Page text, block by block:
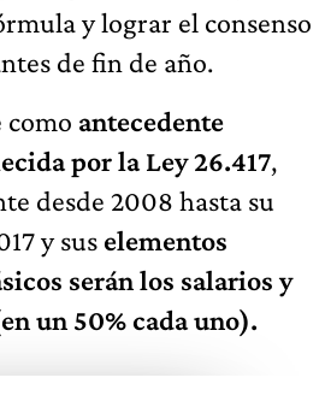
y lograr el consenso
de fin de año.
como antecedente
por la Ley 26.417,
desde 2008 hasta su
y sus elementos
serán los salarios y
un 50% cada uno).